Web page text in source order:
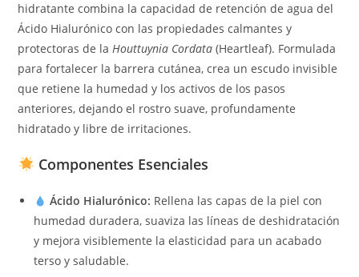
hidratante combina la capacidad de retención de agua del
Ácido Hialurónico con las propiedades calmantes y
protectoras de laHouttuynia Cordata (Heartleaf). Formulada
para fortalecer la barrera cutánea, crea un escudo invisible
que retiene la humedad y los activos de los pasos
anteriores, dejando el rostro suave, profundamente
hidratado y libre de irritaciones.
Componentes Esenciales
Ácido Hialurónico: Rellena las capas de la piel con
humedad duradera, suaviza las líneas de deshidratación
y mejora visiblemente la elasticidad para un acabado
terso y saludable.